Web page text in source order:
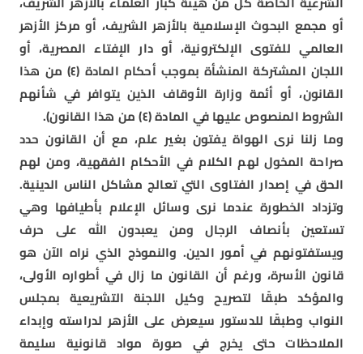
أو مجمع البحوث الإسلامية بالأزهر الشريف، أو مركز الأزهر
العالمي للفتوى الإلكترونية، أو دار الإفتاء المصرية، أو
اللجان المشتركة المنشأة بموجب أحكام المادة (٤) من هذا
القانون، أو أئمة وزارة الأوقاف الذين يتوافر في شأنهم
الشروط المنصوص عليها في المادة (٤) من هذا القانون).
وما زلنا نرى الهواة يفتون بغير علم، مع أن القانون حدد
صراحة المخول لهم الكلام في الأحكام الفقهية، ومن لهم
الحق في إصدار الفتاوى التي تعالج مشاكل الناس الدينية.
وتزداد الخطورة عندما نرى وسائل الإعلام بأطيافها وهي
تستعين بأنصاف الرجال ومن يعبدون الله على حرف
ويستفتونهم في أمور الدين. والنموذج الذي نراه الآن هو
قانون الأسرة، ورغم أن القانون ما زال في أطواره الأولى،
والمؤكد طبقًا لتصريح وكيل اللجنة التشريعية بمجلس
النواب وطبقًا للدستور سيعرض على الأزهر لدراسته وإبداء
الملاحظات حتى يخرج في صورة مواد قانونية سليمة